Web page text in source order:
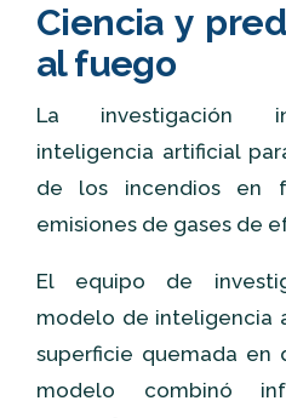
Ciencia y
al fuego
La investigación
inteligencia artificial
de los incendios en
emisiones de gases de
El equipo de
modelo de inteligencia
superficie quemada en
modelo combinó